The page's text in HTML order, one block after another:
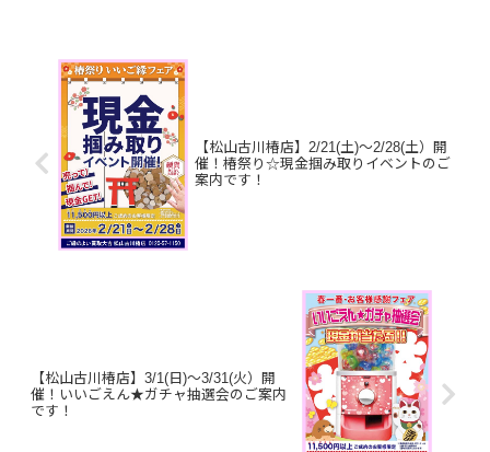
【松山古川椿店】2/21(土)～2/28(土）開
催！椿祭り☆現金掴み取りイベントのご
案内です！
【松山古川椿店】3/1(日)～3/31(火）開
催！いいごえん★ガチャ抽選会のご案内
です！